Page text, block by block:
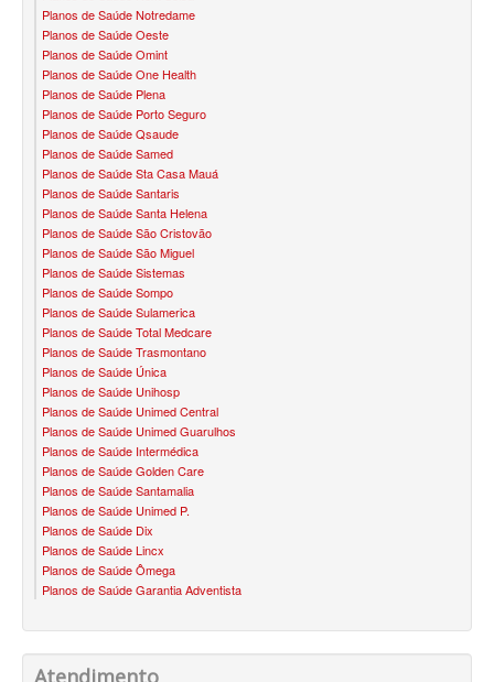
PLANO DE SAÚDE ALLIANZ
PLANO DE SAÚDE AMEPLAN
PLANO DE SAÚDE AMENO
PLANO DE SAÚDE AMIL
PLANO DE SAÚDE BIOSAÚDE
PLANO DE SAÚDE BIOVIDA
PLANO DE SAÚDE BLUEMED
PLANO DE SAÚDE BRADESCO
PLANO DE SAÚDE CLASSES AACL
PLANO DE SAÚDE CUIDAR ME
PLANO DE SAÚDE DIX
PLANO DE SAÚDE GARANTIA GS SAÚDE
PLANO DE SAÚDE GARANTIA ADVENTISTA
PLANO DE SAÚDE GOLDEN CARE
PLANO DE SAÚDE GOLDEN CROSS
PLANO DE SAÚDE GNDI
Planos de Saúde Notredame
Planos de Saúde Oeste
Planos de Saúde Omint
Planos de Saúde One Health
Planos de Saúde Plena
Planos de Saúde Porto Seguro
Planos de Saúde Qsaude
Planos de Saúde Samed
Planos de Saúde Sta Casa Mauá
Planos de Saúde Santaris
Planos de Saúde Santa Helena
Planos de Saúde São Cristovão
Planos de Saúde São Miguel
Planos de Saúde Sistemas
Planos de Saúde Sompo
Planos de Saúde Sulamerica
Planos de Saúde Total Medcare
Planos de Saúde Trasmontano
Planos de Saúde Única
Planos de Saúde Unihosp
Planos de Saúde Unimed Central
Planos de Saúde Unimed Guarulhos
Planos de Saúde Intermédica
Planos de Saúde Golden Care
Planos de Saúde Santamalia
Planos de Saúde Unimed P.
Planos de Saúde Dix
Planos de Saúde Lincx
Planos de Saúde Ômega
Planos de Saúde Garantia Adventista
Atendimento